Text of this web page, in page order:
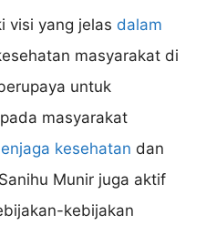
visi yang jelas dalam
masyarakat di
untuk
masyarakat
kesehatan dan
Munir juga aktif
kebijakan